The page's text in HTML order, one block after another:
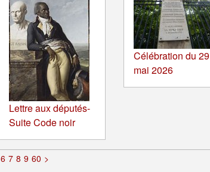
Lettre aux députés-
Suite Code noir
Célébration du 29
mai 2026
6 7 8 9 60 >